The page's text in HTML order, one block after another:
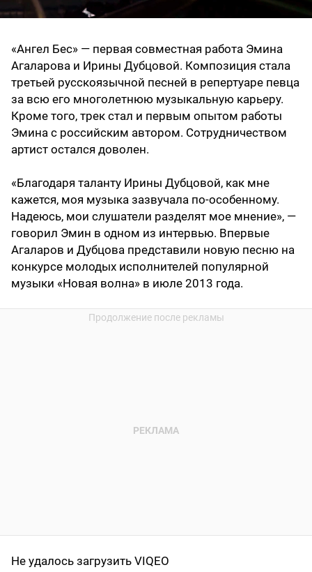
«Ангел Бес» — первая совместная работа Эмина
Агаларова и Ирины Дубцовой. Композиция стала
третьей русскоязычной песней в репертуаре певца
за всю его многолетнюю музыкальную карьеру.
Кроме того, трек стал и первым опытом работы
Эмина с российским автором. Сотрудничеством
артист остался доволен.
«Благодаря таланту Ирины Дубцовой, как мне
кажется, моя музыка зазвучала по-особенному.
Надеюсь, мои слушатели разделят мое мнение», —
говорил Эмин в одном из интервью. Впервые
Агаларов и Дубцова представили новую песню на
конкурсе молодых исполнителей популярной
музыки «Новая волна» в июле 2013 года.
Не удалось загрузить VIQEO